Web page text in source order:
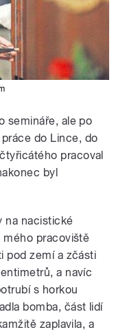
semináře, ale po
do Lince, do
pracoval
byl
na nacistické
mého pracoviště
pod zemí a zčásti
a navíc
s horkou
bomba, část lidí
zaplavila, a